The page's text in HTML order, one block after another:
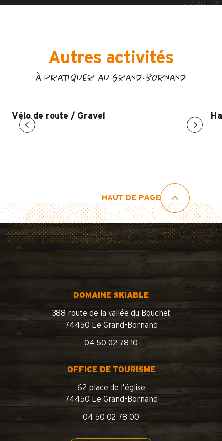
Autres activités
À PRATIQUER AU GRAND-BORNAND
Vélo de route / Gravel
HAUT DE PAGE
DOMAINE SKIABLE
388 route de la vallée du Bouchet
74450 Le Grand-Bornand
04 50 02 78 10
OFFICE DE TOURISME
62 place de l’église
74450 Le Grand-Bornand
04 50 02 78 00